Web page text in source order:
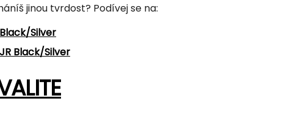
jinou tvrdost? Podívej se na:
Silver
Black/Silver